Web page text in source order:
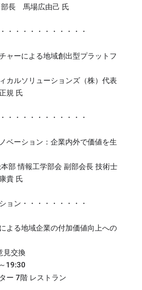
部長 馬場広由己 氏
・・・・・・・・・・・
ャーによる地域創出型プラットフ
カルソリューションズ（株）代表
規 氏
・・・・・・・・・・・
ベーション：企業内外で価値を生
部 情報工学部会 副部会長 技術士
貴 氏
ョン・・・・・・・・・
よる地域企業の付加価値向上への
見交換
19:30
ー 7階 レストラン